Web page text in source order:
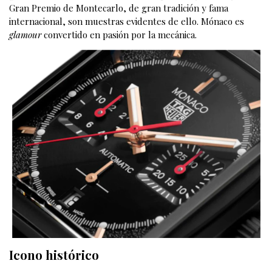
Gran Premio de Montecarlo, de gran tradición y fama
internacional, son muestras evidentes de ello. Mónaco es
glamourconvertido en pasión por la mecánica.
Icono histórico